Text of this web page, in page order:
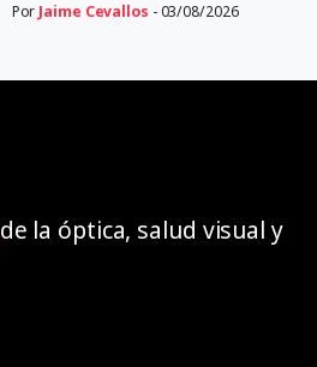
Por Jaime Cevallos - 03/08/2026
de la óptica, salud visual y